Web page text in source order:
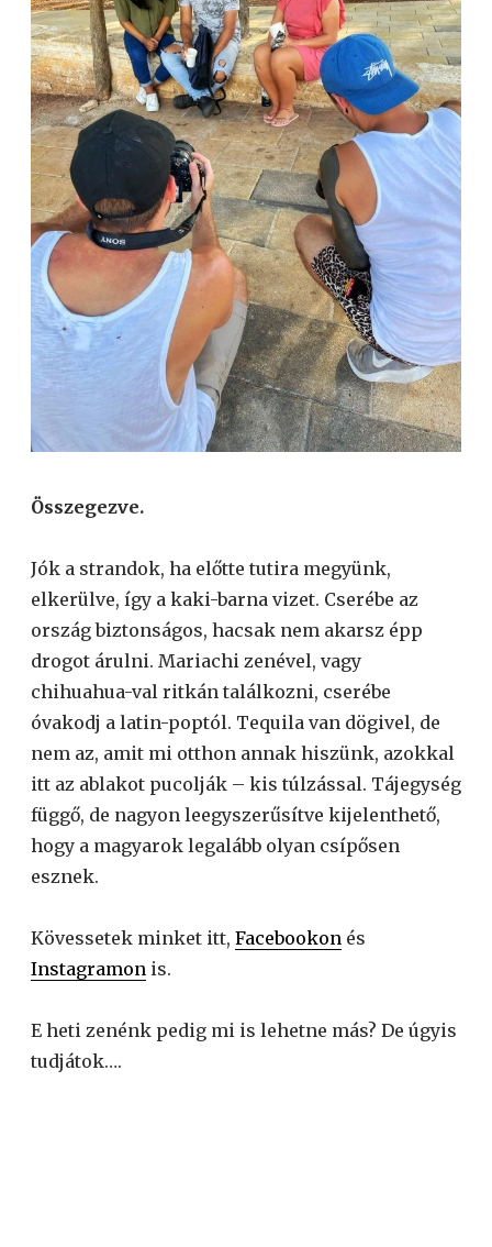
Összegezve.
Jók a strandok, ha előtte tutira megyünk,
elkerülve, így a kaki-barna vizet. Cserébe az
ország biztonságos, hacsak nem akarsz épp
drogot árulni. Mariachi zenével, vagy
chihuahua-val ritkán találkozni, cserébe
óvakodj a latin-poptól. Tequila van dögivel, de
nem az, amit mi otthon annak hiszünk, azokkal
itt az ablakot pucolják – kis túlzással. Tájegység
függő, de nagyon leegyszerűsítve kijelenthető,
hogy a magyarok legalább olyan csípősen
esznek.
Kövessetek minket itt, Facebookon és
Instagramon is.
E heti zenénk pedig mi is lehetne más? De úgyis
tudjátok….